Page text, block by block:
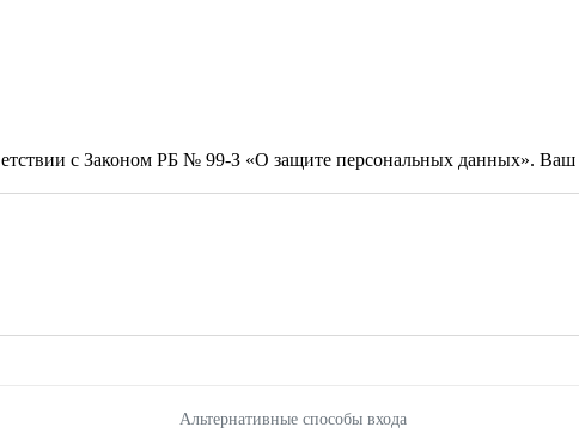
с Законом РБ № 99-З «О защите персональных данных».
Альтернативные способы входа